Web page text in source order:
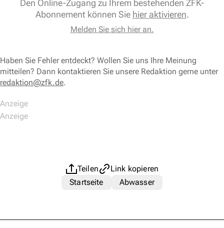
Den Online-Zugang zu Ihrem bestehenden ZFK-
Abonnement können Sie hier aktivieren.
Melden Sie sich hier an.
Haben Sie Fehler entdeckt? Wollen Sie uns Ihre Meinung
mitteilen? Dann kontaktieren Sie unsere Redaktion gerne unter
redaktion@zfk.de.
Teilen
Link kopieren
Startseite
Abwasser